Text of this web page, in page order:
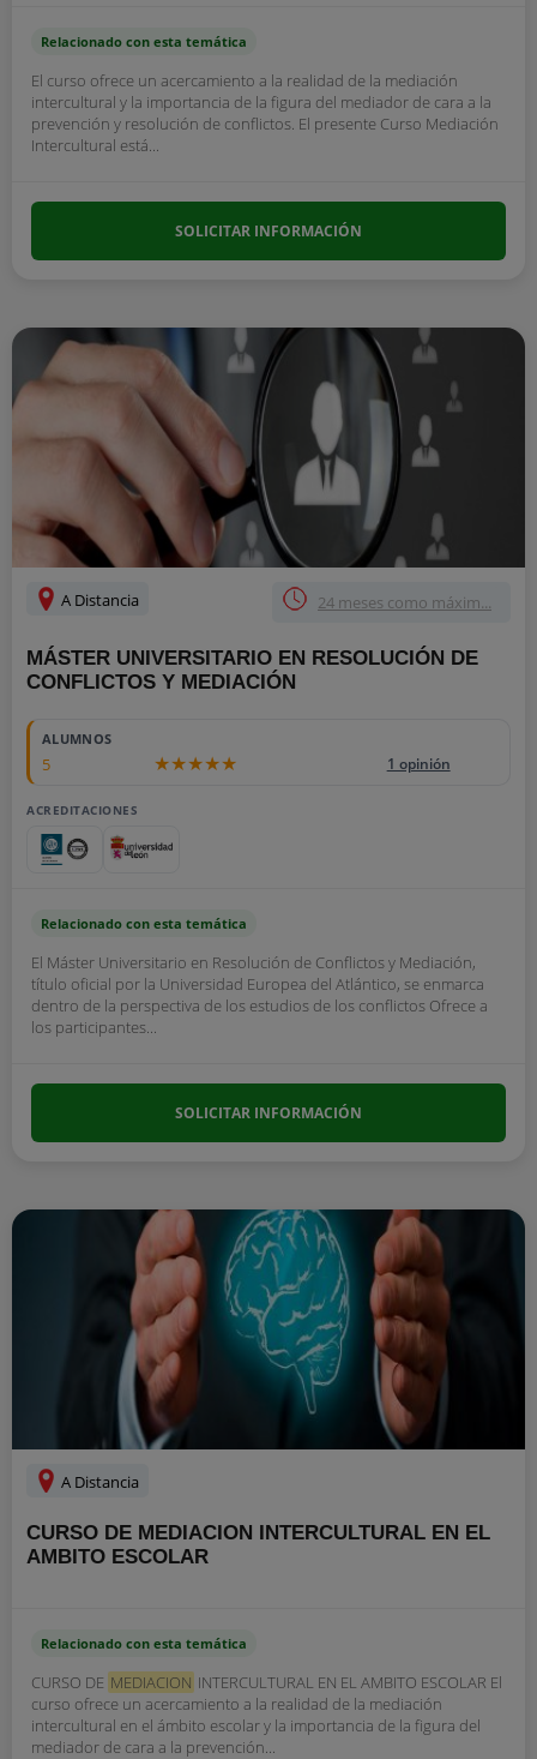
Relacionado con esta temática
El curso ofrece un acercamiento a la realidad de la mediación
intercultural y la importancia de la figura del mediador de cara a la
prevención y resolución de conflictos. El presente Curso Mediación
Intercultural está...
SOLICITAR INFORMACIÓN
A Distancia 24 meses como máxim...
MÁSTER UNIVERSITARIO EN RESOLUCIÓN DE
CONFLICTOS Y MEDIACIÓN
ALUMNOS
5 1 opinión
ACREDITACIONES
Relacionado con esta temática
El Máster Universitario en Resolución de Conflictos y Mediación,
título oficial por la Universidad Europea del Atlántico, se enmarca
dentro de la perspectiva de los estudios de los conflictos Ofrece a
los participantes...
SOLICITAR INFORMACIÓN
A Distancia
CURSO DE MEDIACION INTERCULTURAL EN EL
AMBITO ESCOLAR
Relacionado con esta temática
CURSO DE MEDIACION INTERCULTURAL EN EL AMBITO ESCOLAR El
curso ofrece un acercamiento a la realidad de la mediación
intercultural en el ámbito escolar y la importancia de la figura del
mediador de cara a la prevención...